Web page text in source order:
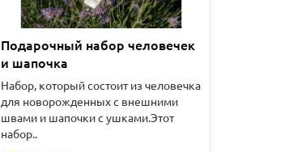
Подарочный набор человечек
и шапочка
Набор, который состоит из человечка
для новорожденных с внешними
швами и шапочки с ушками.Этот
набор..